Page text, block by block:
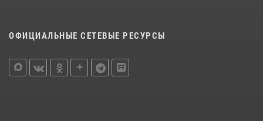
ОФИЦИАЛЬНЫЕ СЕТЕВЫЕ РЕСУРСЫ